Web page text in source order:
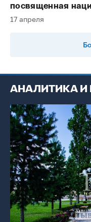
посвященная
17 апреля
АНАЛИТИКА И